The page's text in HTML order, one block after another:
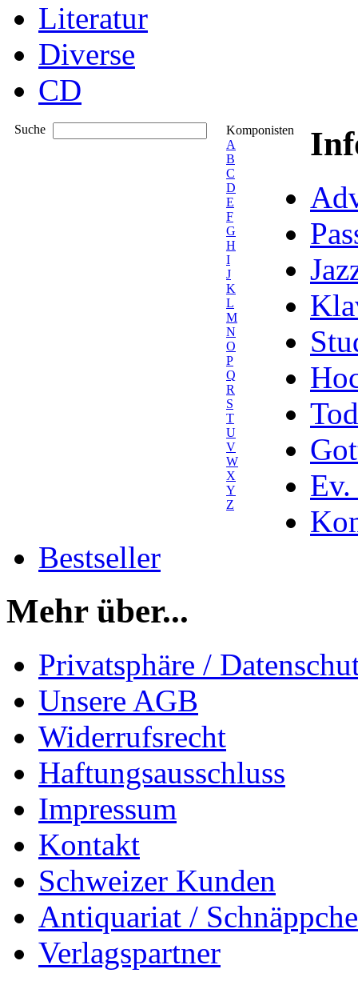
Literatur
Diverse
CD
Suche
Komponisten
A
B
C
D
E
F
G
H
I
J
K
L
M
N
O
P
Q
R
S
T
U
V
W
X
Y
Z
Ev.
Bestseller
Mehr über...
Privatsphäre /
Unsere AGB
Widerrufsrecht
Haftungsausschluss
Impressum
Kontakt
Schweizer Kunden
Antiquariat /
Verlagspartner